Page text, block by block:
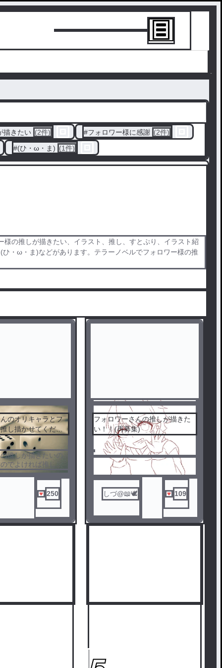
描きたい (2件) #フォロワー様に感謝 (2件)
#(ひ・ω・ま) (1件)
の推しが描きたい、イラスト、推し、すとぷり、イラスト紹
・ω・ま)などがあります。テラーノベルでフォロワー様の推
のオリキャラとフ
し描かせてくださ
推しが描きたいの
でよければ推しキ
ださい！
250
結
フォロワーさんの推しが描きた
い！！(再募集)
しづ@📖🕊️ 109